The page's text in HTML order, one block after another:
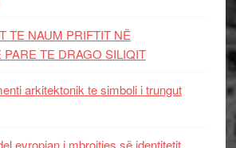
TE NAUM PRIFTIT NË
PARE TE DRAGO SILIQIT
arkitektonik te simboli i trungut
evropian i mbrojtjes së identitetit